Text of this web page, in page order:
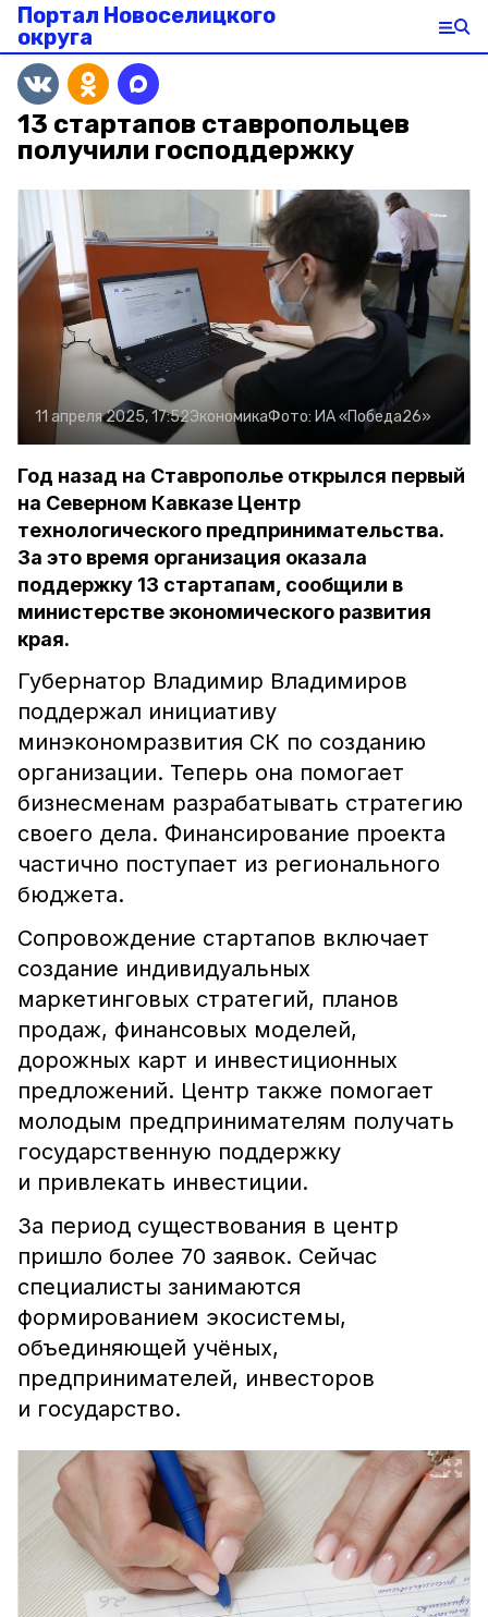
Портал Новоселицкого
округа
13 стартапов ставропольцев
получили господдержку
11 апреля 2025, 17:52ЭкономикаФото: ИА «Победа26»
Год назад на Ставрополье открылся первый
на Северном Кавказе Центр
технологического предпринимательства.
За это время организация оказала
поддержку 13 стартапам, сообщили в
министерстве экономического развития
края.
Губернатор Владимир Владимиров
поддержал инициативу
минэкономразвития СК по созданию
организации. Теперь она помогает
бизнесменам разрабатывать стратегию
своего дела. Финансирование проекта
частично поступает из регионального
бюджета.
Сопровождение стартапов включает
создание индивидуальных
маркетинговых стратегий, планов
продаж, финансовых моделей,
дорожных карт и инвестиционных
предложений. Центр также помогает
молодым предпринимателям получать
государственную поддержку
и привлекать инвестиции.
За период существования в центр
пришло более 70 заявок. Сейчас
специалисты занимаются
формированием экосистемы,
объединяющей учёных,
предпринимателей, инвесторов
и государство.